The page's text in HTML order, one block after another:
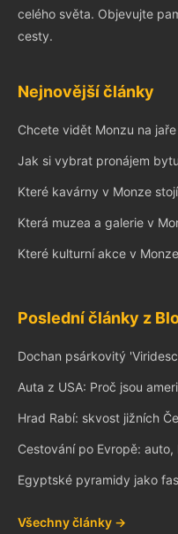
celého světa. Objevujte
cesty.
Nejnovější články
Chcete vidět Monzu na
Jak si vybrat pronájem
Které kavárny v Monze
Která muzea a galerie v
Které kulturní akce v
Poslední články z
Dochan psárkovitý
Auta z USA: Proč jsou
Hrad Rabí: skvost jižních
Cestování po Evropě: auto,
Egyptské pyramidy jako
Všechny články →